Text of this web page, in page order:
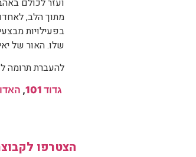
מתוך הלב,
בפעילויות
שלו. האור של
להעברת תרומה
גדוד 101 ,
הצטרפו